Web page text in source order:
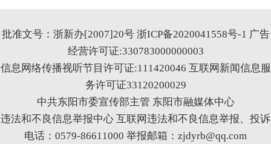
批准文号：浙新办[2007]20号 浙ICP备2020041558号-1 广告
经营许可证:330783000000003
信息网络传播视听节目许可证:111420046 互联网新闻信息服
务许可证33120200029
中共东阳市委宣传部主管 东阳市融媒体中心
违法和不良信息举报中心 互联网违法和不良信息举报、投诉
电话：0579-86611000 举报邮箱：zjdyrb@qq.com